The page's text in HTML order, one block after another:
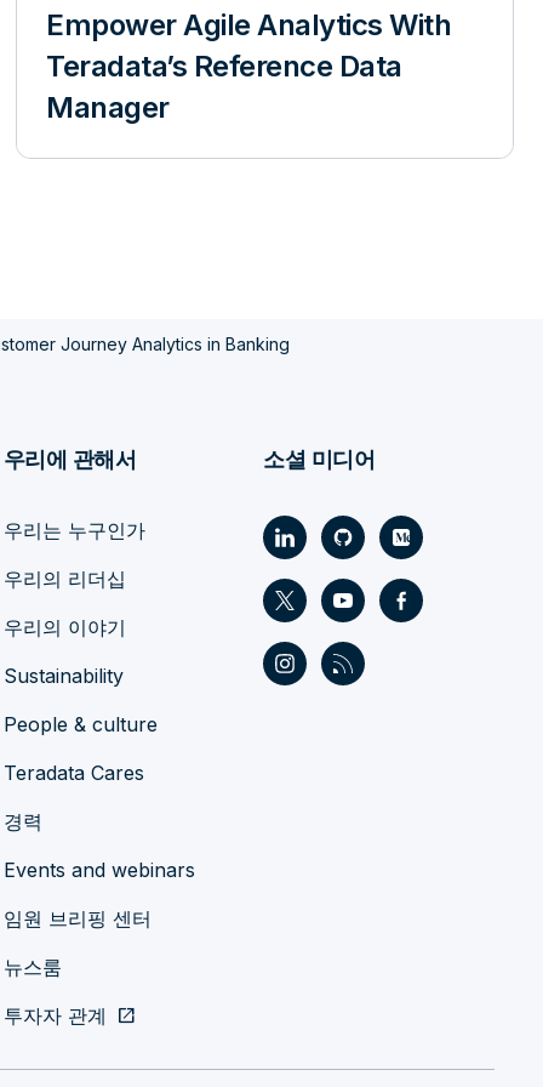
Empower Agile Analytics With
Teradata’s Reference Data
Manager
Journey Analytics in Banking
우리에 관해서
우리는 누구인가
우리의 리더십
우리의 이야기
Sustainability
People & culture
Teradata Cares
경력
Events and webinars
임원 브리핑 센터
뉴스룸
투자자 관계 open_in_new
소셜 미디어